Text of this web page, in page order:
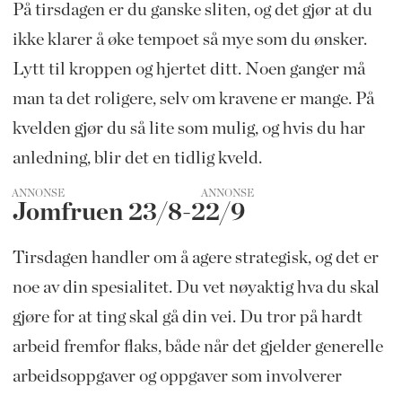
På tirsdagen er du ganske sliten, og det gjør at du
ikke klarer å øke tempoet så mye som du ønsker.
Lytt til kroppen og hjertet ditt. Noen ganger må
man ta det roligere, selv om kravene er mange. På
kvelden gjør du så lite som mulig, og hvis du har
anledning, blir det en tidlig kveld.
ANNONSE
Jomfruen 23/8-22/9
Tirsdagen handler om å agere strategisk, og det er
noe av din spesialitet. Du vet nøyaktig hva du skal
gjøre for at ting skal gå din vei. Du tror på hardt
arbeid fremfor flaks, både når det gjelder generelle
arbeidsoppgaver og oppgaver som involverer